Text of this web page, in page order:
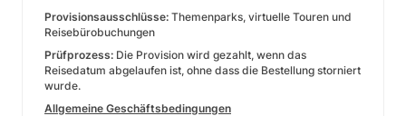
Provisionsausschlüsse: Themenparks, virtuelle Touren und
Reisebürobuchungen
Prüfprozess: Die Provision wird gezahlt, wenn das
Reisedatum abgelaufen ist, ohne dass die Bestellung storniert
wurde.
Allgemeine Geschäftsbedingungen